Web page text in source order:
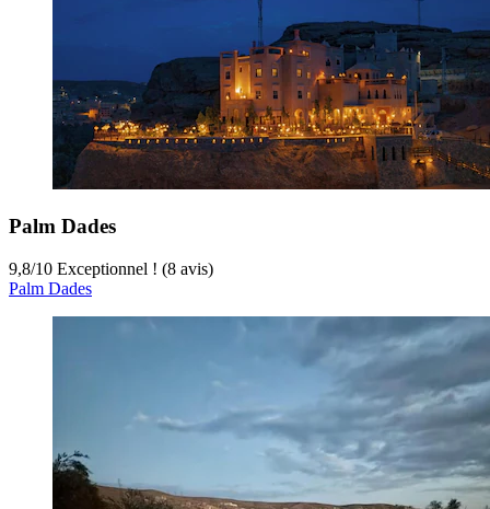
Palm Dades
9,8/10 Exceptionnel ! (8 avis)
Palm Dades